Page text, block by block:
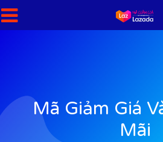
Mã Giảm Giá
Mãi